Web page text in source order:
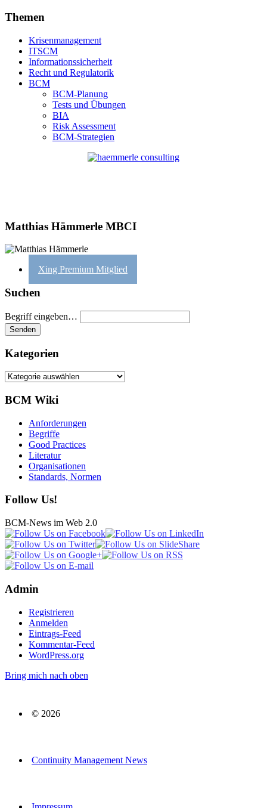
Themen
Krisenmanagement
ITSCM
Informationssicherheit
Recht und Regulatorik
BCM
BCM-Planung
Tests und Übungen
BIA
Risk Assessment
BCM-Strategien
Matthias Hämmerle MBCI
Xing Premium Mitglied
Suchen
Begriff eingeben…
Kategorien
Kategorien
BCM Wiki
Anforderungen
Begriffe
Good Practices
Literatur
Organisationen
Standards, Normen
Follow Us!
BCM-News im Web 2.0
Admin
Registrieren
Anmelden
Eintrags-Feed
Kommentar-Feed
WordPress.org
Bring mich nach oben
© 2026
Continuity Management News